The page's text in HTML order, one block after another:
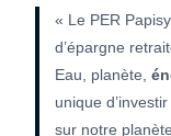
« Le PER
d’épargne
Eau, planète,
unique
sur notre